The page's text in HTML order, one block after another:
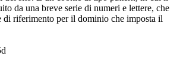
da una breve serie di numeri e lettere, che
di riferimento per il dominio che imposta il